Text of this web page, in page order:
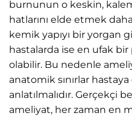
burnunun o keskin,
hatlarını elde etmek
kemik yapıyı bir yorgan
hastalarda ise en ufak bir
olabilir. Bu nedenle
anatomik sınırlar
anlatılmalıdır. Gerçekçi
ameliyat, her zaman en